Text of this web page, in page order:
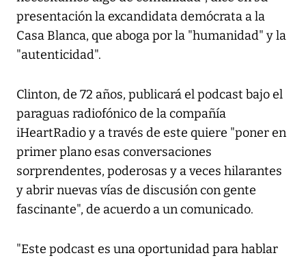
presentación la excandidata demócrata a la
Casa Blanca, que aboga por la "humanidad" y la
"autenticidad".
Clinton, de 72 años, publicará el podcast bajo el
paraguas radiofónico de la compañía
iHeartRadio y a través de este quiere "poner en
primer plano esas conversaciones
sorprendentes, poderosas y a veces hilarantes
y abrir nuevas vías de discusión con gente
fascinante", de acuerdo a un comunicado.
"Este podcast es una oportunidad para hablar